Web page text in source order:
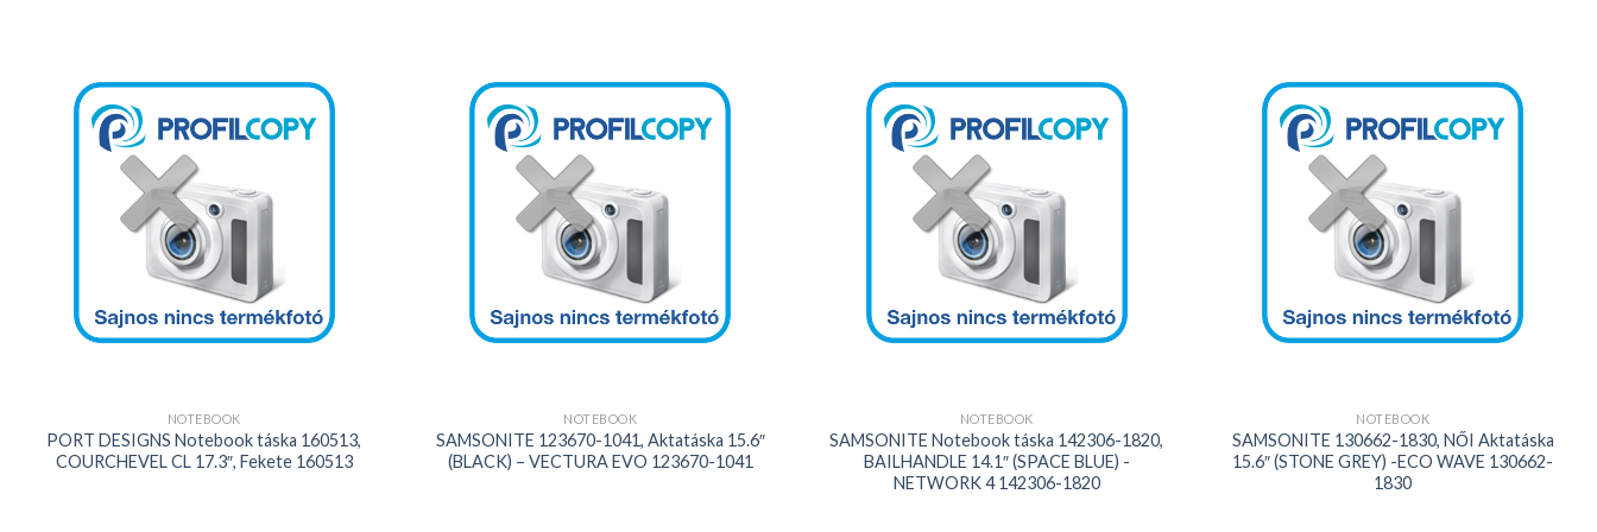
Kedvencekhez
NOTEBOOK
PORT DESIGNS Notebook táska 160513,
COURCHEVEL CL 17.3″, Fekete 160513
Kedvencekhez
NOTEBOOK
SAMSONITE 123670-1041, Aktatáska 15.6″
(BLACK) – VECTURA EVO 123670-1041
Kedvencekhez
NOTEBOOK
SAMSONITE Notebook táska 142306-1820,
BAILHANDLE 14.1″ (SPACE BLUE) -
NETWORK 4 142306-1820
Kedvencekhez
NOTEBOOK
SAMSONITE 130662-1830, NŐI Aktatáska
15.6″ (STONE GREY) -ECO WAVE 130662-
1830